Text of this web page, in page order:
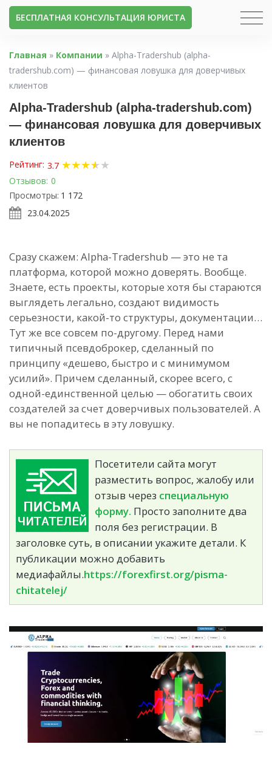
БЕСПЛАТНАЯ КОНСУЛЬТАЦИЯ ЮРИСТА
Главная » Компании » Alpha-Tradershub (alpha-
tradershub.com) — финансовая ловушка для доверчивых
клиентов
Alpha-Tradershub (alpha-tradershub.com)
— финансовая ловушка для доверчивых
клиентов
Рейтинг: 3.7 ★★★★
★★
Отзывов: 0
Просмотры: 1 172
23.04.2025
Сразу скажем: Alpha-Tradershub — это не та
платформа, которой можно доверять. Вообще.
Знаете, есть проекты, которые хотя бы стараются
выглядеть легально, создают видимость
серьезности, какой-то структуры, документации…
Тут же все совсем по-другому. Перед нами
типичный псевдоброкер, сделанный по
принципу «дешево, быстро и с минимумом
усилий». Причем сделанный, скорее всего, с
одной-единственной целью — обогатить своих
создателей за счет доверчивых пользователей. А
вы не попадитесь в эту ловушку.
Посетители сайта могут
разместить вопрос, жалобу или
отзыв через специальную
форму. Просто заполните два
поля без регистрации. В
заголовке суть, в описании укажите детали. К
публикации можно добавить
медиафайлы.https://forexfirst.org/pisma-
chitatelej/